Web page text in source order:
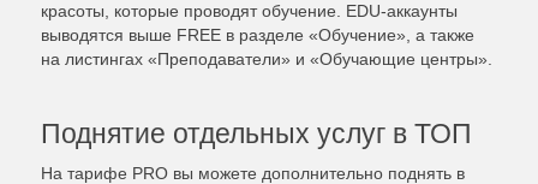
красоты, которые проводят обучение. EDU-аккаунты
выводятся выше FREE в разделе «Обучение», а также
на листингах «Преподаватели» и «Обучающие центры».
Поднятие отдельных услуг в ТОП
На тарифе PRO вы можете дополнительно поднять в